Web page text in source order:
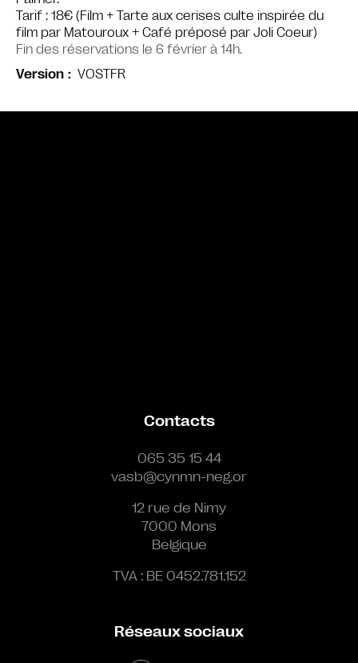
Tarif : 18€ (Film + Tarte aux cerises culte inspirée du
film par Matouroux + Café préposé par Joli Coeur)
Fin des réservations le 6 février à 14h.
Version
VOSTFR
Contacts
065 35 15 44
vasb@cynmn-neg.or
12 rue de Nimy
7000 Mons
Belgique
TVA : BE 0452.781.152
Réseaux sociaux